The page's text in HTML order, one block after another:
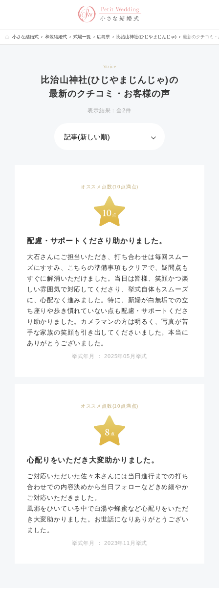
小さな結婚式 和装結婚式 式場一覧 広島県 比治山神社(ひじやまじんじゃ) 最新のクチコミ
Voice
比治山神社(ひじやまじんじゃ)の
最新のクチコミ・お客様の声
表示結果：全2件
オススメ点数(10点満点)
配慮・サポートくださり助かりました。
大石さんにご担当いただき、打ち合わせは毎回スムー
ズにすすみ、こちらの準備事項もクリアで、疑問点も
すぐに解消いただけました。当日は皆様、笑顔かつ楽
しい雰囲気で対応してくださり、挙式自体もスムーズ
に、心配なく進みました。特に、新婦が白無垢での立
ち座りや歩き慣れていない点も配慮・サポートくださ
り助かりました。カメラマンの方は明るく、写真が苦
手な家族の笑顔も引き出してくださいました。本当に
ありがとうございました。
挙式年月 ： 2025年05月挙式
オススメ点数(10点満点)
心配りをいただき大変助かりました。
ご対応いただいた佐々木さんには当日進行までの打ち
合わせでの内容決めから当日フォローなどきめ細やか
ご対応いただきました。
風邪をひいている中で白湯や蜂蜜など心配りをいただ
き大変助かりました。お世話になりありがとうござい
ました。
挙式年月 ： 2023年11月挙式